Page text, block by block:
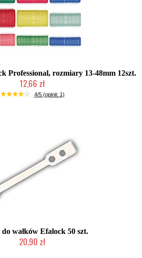
Professional, rozmiary 13-48mm 12szt.
12,66 zł
Duża ilość (wysyłka w 24h)
4/5 (opinii: 1)
wałków Efalock 50 szt.
20,90 zł